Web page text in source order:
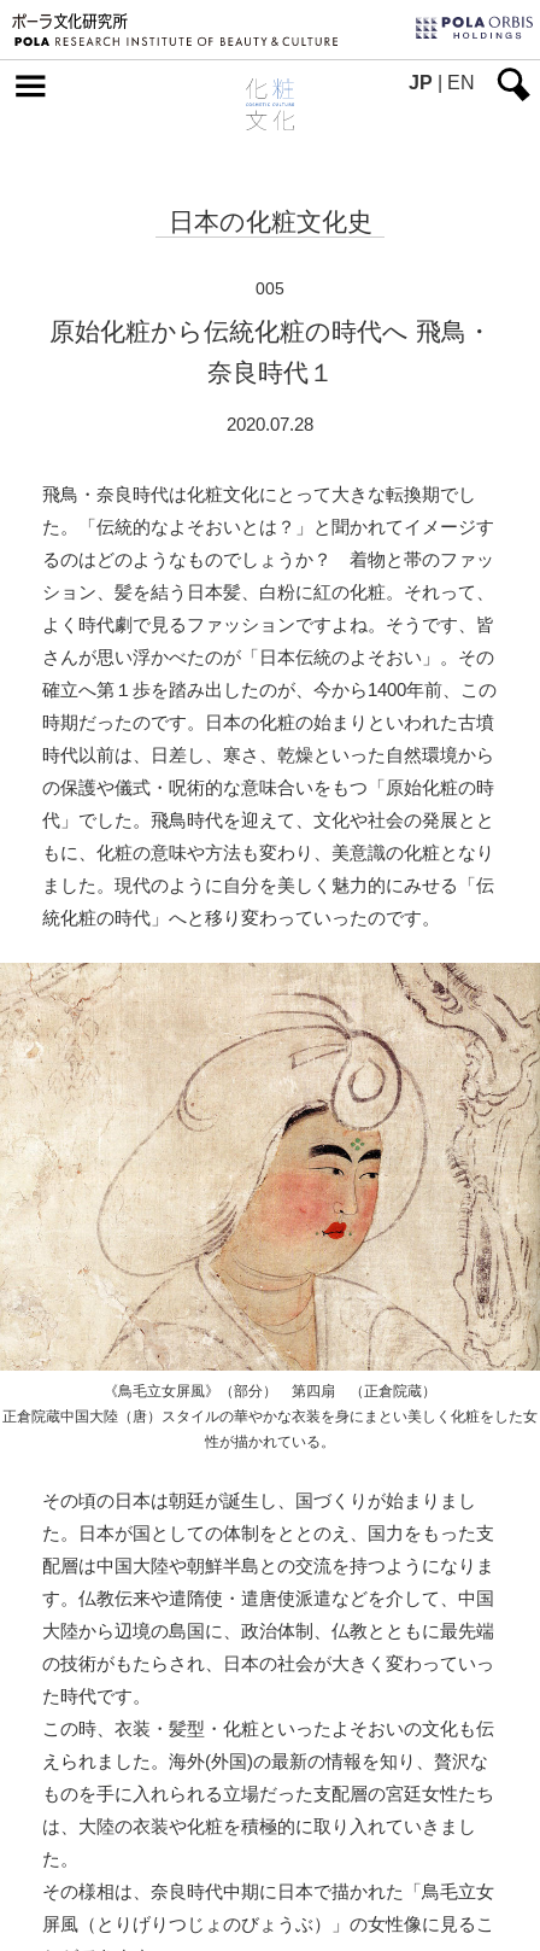
JP EN
日本の化粧文化史
005
原始化粧から伝統化粧の時代へ 飛鳥・
奈良時代１
2020.07.28
飛鳥・奈良時代は化粧文化にとって大きな転換期でし
た。「伝統的なよそおいとは？」と聞かれてイメージす
るのはどのようなものでしょうか？ 着物と帯のファッ
ション、髪を結う日本髪、白粉に紅の化粧。それって、
よく時代劇で見るファッションですよね。そうです、皆
さんが思い浮かべたのが「日本伝統のよそおい」。その
確立へ第１歩を踏み出したのが、今から1400年前、この
時期だったのです。日本の化粧の始まりといわれた古墳
時代以前は、日差し、寒さ、乾燥といった自然環境から
の保護や儀式・呪術的な意味合いをもつ「原始化粧の時
代」でした。飛鳥時代を迎えて、文化や社会の発展とと
もに、化粧の意味や方法も変わり、美意識の化粧となり
ました。現代のように自分を美しく魅力的にみせる「伝
統化粧の時代」へと移り変わっていったのです。
《鳥毛立女屏風》（部分） 第四扇 （正倉院蔵）
正倉院蔵中国大陸（唐）スタイルの華やかな衣装を身にまとい美しく化粧をした女
性が描かれている。
その頃の日本は朝廷が誕生し、国づくりが始まりまし
た。日本が国としての体制をととのえ、国力をもった支
配層は中国大陸や朝鮮半島との交流を持つようになりま
す。仏教伝来や遣隋使・遣唐使派遣などを介して、中国
大陸から辺境の島国に、政治体制、仏教とともに最先端
の技術がもたらされ、日本の社会が大きく変わっていっ
た時代です。
この時、衣装・髪型・化粧といったよそおいの文化も伝
えられました。海外(外国)の最新の情報を知り、贅沢な
ものを手に入れられる立場だった支配層の宮廷女性たち
は、大陸の衣装や化粧を積極的に取り入れていきまし
た。
その様相は、奈良時代中期に日本で描かれた「鳥毛立女
屏風（とりげりつじょのびょうぶ）」の女性像に見るこ